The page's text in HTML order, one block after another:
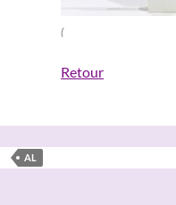
(
Retour
AL